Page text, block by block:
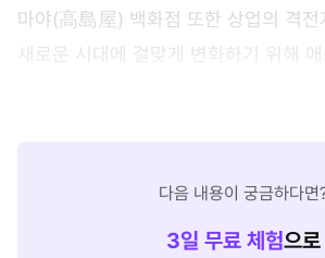
마야(高島屋) 백화점 또한 상업의 격전
새로운 시대에 걸맞게 변화하기 위해
다음 내용이 궁금하다면
3일 무료 체험으로